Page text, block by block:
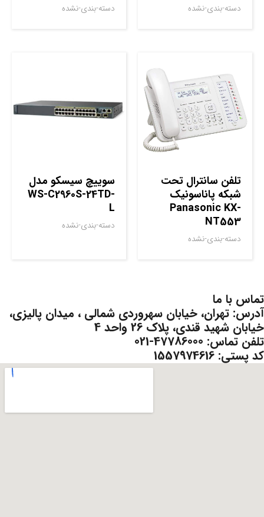
دسته-بندی-نشده دسته-بندی-نشده
تلفن سانترال تحت
شبکه پاناسونیک
Panasonic KX-
NT553
دسته-بندی-نشده
سوييچ سيسکو مدل
WS-C2960S-24TD-
L
دسته-بندی-نشده
تماس با ما
آدرس: تهران، خیابان سهروردی شمالی ، میدان پالیزی،
خیابان شهید قندی، پلاک 26 واحد 4
تلفن تماس: 47786000-021
کد پستی: 1557974616